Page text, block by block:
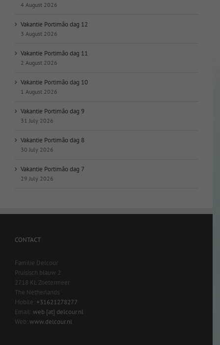
4 August 2026
Vakantie Portimão dag 12
3 August 2026
Vakantie Portimão dag 11
2 August 2026
Vakantie Portimão dag 10
1 August 2026
Vakantie Portimão dag 9
31 July 2026
Vakantie Portimão dag 8
30 July 2026
Vakantie Portimão dag 7
29 July 2026
CONTACT
Familie Delcour
Pruisisch blauw 2
2718 KL Zoetermeer
The Netherlands
Mobile: +31621278277
Email: web [at] delcour.nl
Web: www.delcour.nl